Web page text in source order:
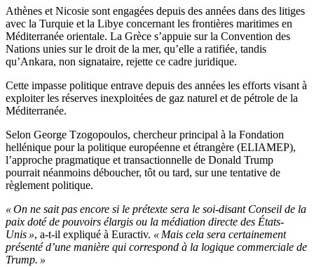
Athènes et Nicosie sont engagées depuis des années dans des litiges
avec la Turquie et la Libye concernant les frontières maritimes en
Méditerranée orientale. La Grèce s’appuie sur la Convention des
Nations unies sur le droit de la mer, qu’elle a ratifiée, tandis
qu’Ankara, non signataire, rejette ce cadre juridique.
Cette impasse politique entrave depuis des années les efforts visant à
exploiter les réserves inexploitées de gaz naturel et de pétrole de la
Méditerranée.
Selon George Tzogopoulos, chercheur principal à la Fondation
hellénique pour la politique européenne et étrangère (ELIAMEP),
l’approche pragmatique et transactionnelle de Donald Trump
pourrait néanmoins déboucher, tôt ou tard, sur une tentative de
règlement politique.
« On ne sait pas encore si le prétexte sera le soi-disant Conseil de la
paix doté de pouvoirs élargis ou la médiation directe des États-
Unis », a-t-il expliqué à Euractiv. « Mais cela sera certainement
présenté d’une manière qui correspond à la logique commerciale de
Trump. »